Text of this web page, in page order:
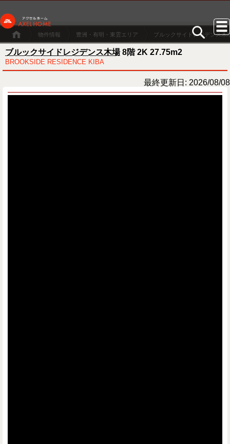
物件情報 豊洲・有明・東雲エリア ブルックサイドレジデンス木
ブルックサイドレジデンス木場8階 2K 27.75m2
BROOKSIDE RESIDENCE KIBA
最終更新日: 2026/08/08